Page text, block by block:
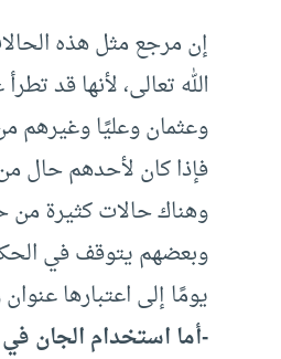
إن مرجع مثل هذه
الله تعالى، لأنها قد
وعثمان وعليًا وغيرهم
فإذا كان لأحدهم حال
وهناك حالات كثيرة من
وبعضهم يتوقف في
يومًا إلى اعتبارها
-أما استخدام الجان